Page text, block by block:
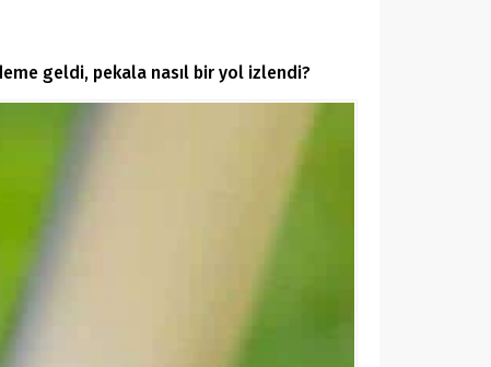
geldi, pekala nasıl bir yol izlendi?